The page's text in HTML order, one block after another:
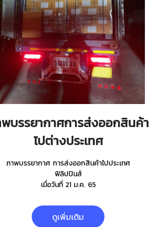
บรรยากาศการส่งออกสินค้า
ไปต่างประเทศ
ภาพบรรยากาศ การส่งออกสินค้าไปประเทศ
ฟิลิปปินส์
เมื่อวันที่ 21 ม.ค. 65
ดูเพิ่มเติม